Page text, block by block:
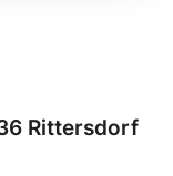
Rittersdorf